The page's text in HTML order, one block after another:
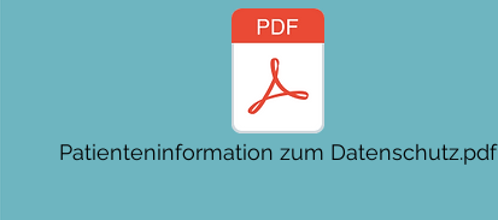
Patienteninformation zum Datenschutz.pdf